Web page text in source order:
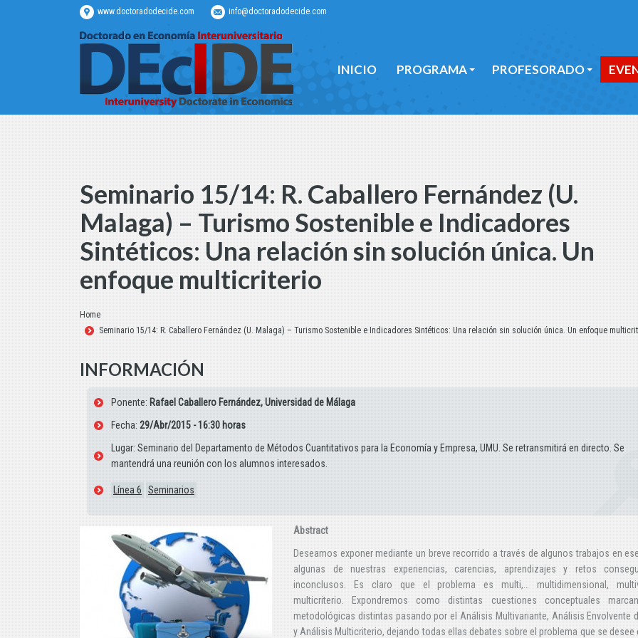
www.doctoradodecide.com info@doctoradodecide.com
INICIO PROGRAMA PROFESORADO
Seminario 15/14: R. Caballero Fernández (U.
Malaga) – Turismo Sostenible e Indicadores
Sintéticos: Una relación sin solución única. Un
enfoque multicriterio
Estás aquí:
Home
Seminario 15/14: R. Caballero Fernández (U. Malaga) – Turismo Sostenible e Indicadores Sintéticos: Una relación sin solución única. Un enfoque
INFORMACIÓN
Ponente: Rafael Caballero Fernández, Universidad de Málaga
Fecha: 29/Abr/2015 - 16:30 horas
Lugar: Seminario del Departamento de Métodos Cuantitativos para la Economía y Empresa, UMU. Se retransmitirá en directo. Se
mantendrá una reunión con los alumnos interesados.
Línea 6 Seminarios
Abstract
Deseamos exponer mediante un breve recorrido a través de algunos trabajos en
algunas de nuestras experiencias, carencias, aprendizajes y retos
inconclusos. Es claro que el problema es multi,… multidimensional,
multicriterio. Expondremos como distintas cuestiones conceptuales
metodológicas distintas pasando por el Análisis Multivariante, Análisis Envolvente
y Análisis Multicriterio, dejando todas ellas debates sobre el problema que se desee